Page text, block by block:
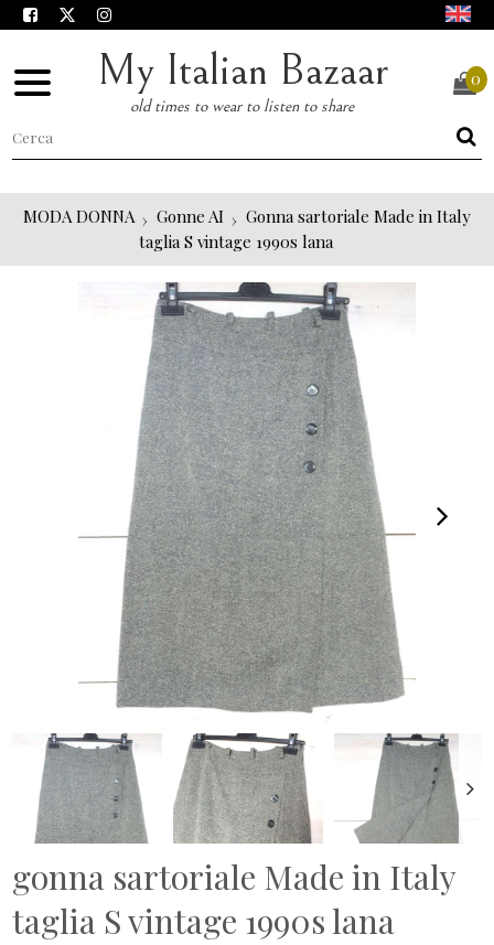
My Italian Bazaar
old times to wear to listen to share
0
MODA DONNA Gonne AI
Gonna sartoriale Made in Italy
taglia S vintage 1990s lana
gonna sartoriale Made in Italy
taglia S vintage 1990s lana